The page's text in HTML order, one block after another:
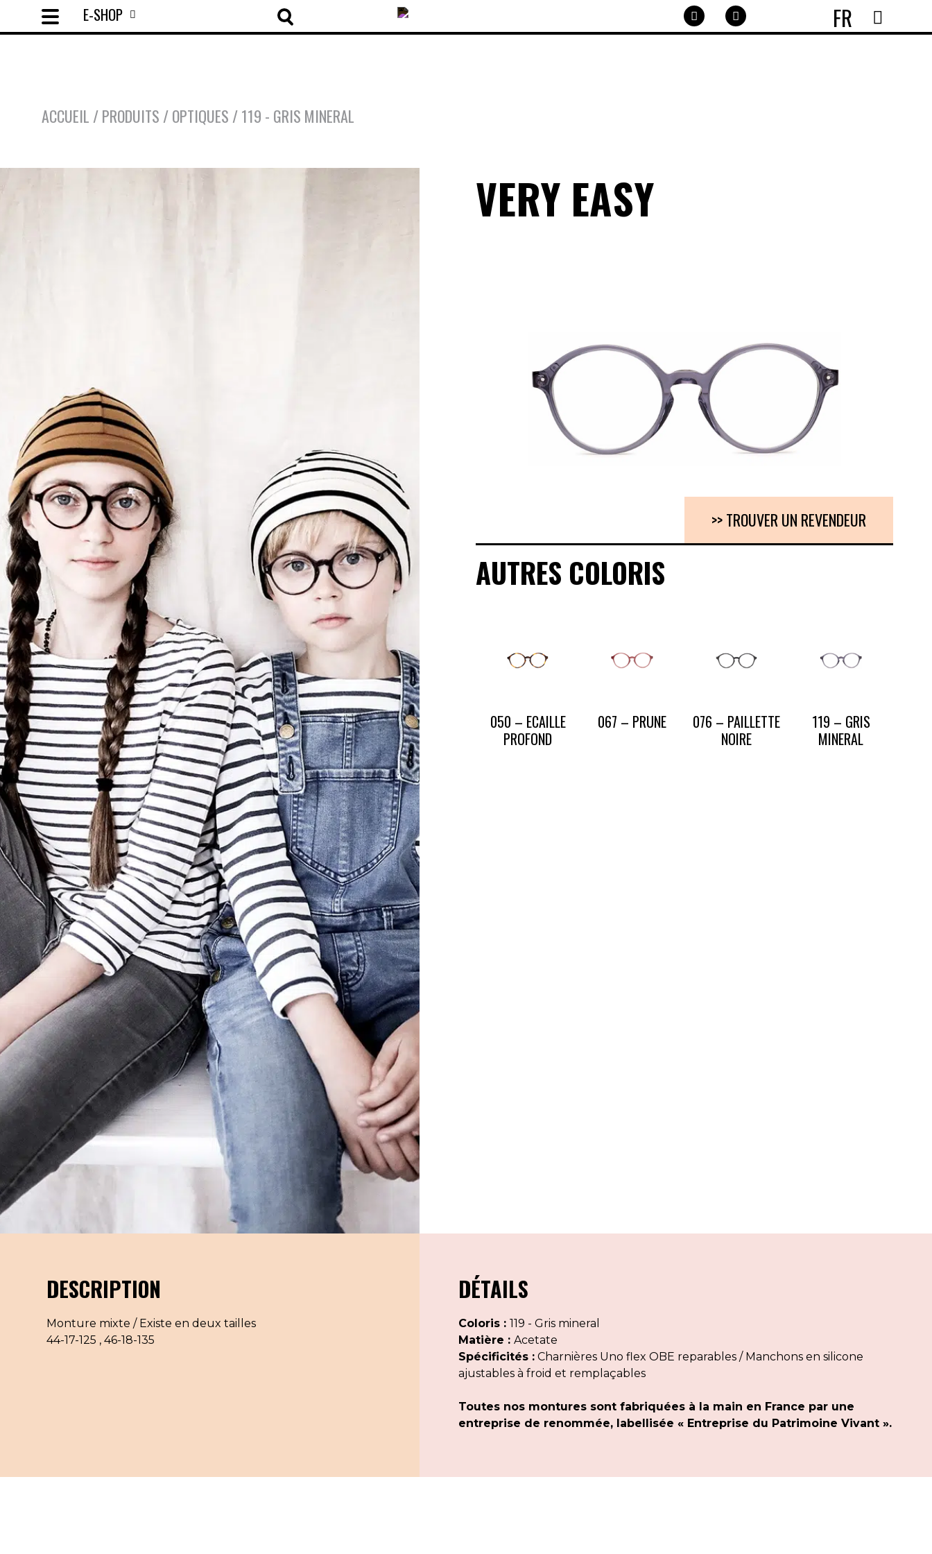
COLLECTIONS
SOLAIRES ACCESSOIRES
SAV RESPONSABLE
POINTS DE VENTE
CONTACT
NOUS CONTACTER
E-SHOP FR
ACCUEIL /PRODUITS /OPTIQUES /119 - GRIS MINERAL
VERY EASY
>> TROUVER UN REVENDEUR
AUTRES COLORIS
050 – ECAILLE
PROFOND
067 – PRUNE
076 – PAILLETTE
NOIRE
119 – GRIS
MINERAL
DESCRIPTION
Monture mixte / Existe en deux tailles
44-17-125 , 46-18-135
DÉTAILS
Coloris : 119 - Gris mineral
Matière : Acetate
Spécificités :Charnières Uno flex OBE reparables / Manchons en silicone
ajustables à froid et remplaçables
Toutes nos montures sont fabriquées à la main en France par une
entreprise de renommée, labellisée « Entreprise du Patrimoine Vivant ».